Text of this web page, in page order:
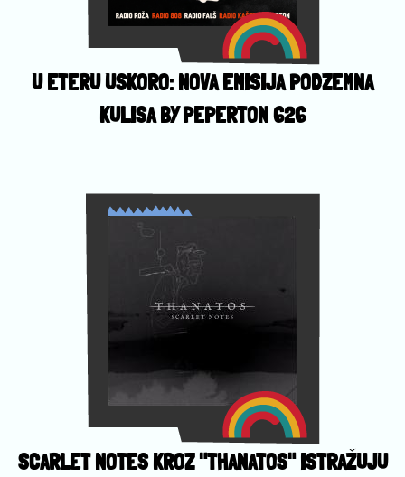
U ETERU USKORO: NOVA EMISIJA PODZEMNA
KULISA BY PEPERTON 626
SCARLET NOTES KROZ "THANATOS" ISTRAŽUJU